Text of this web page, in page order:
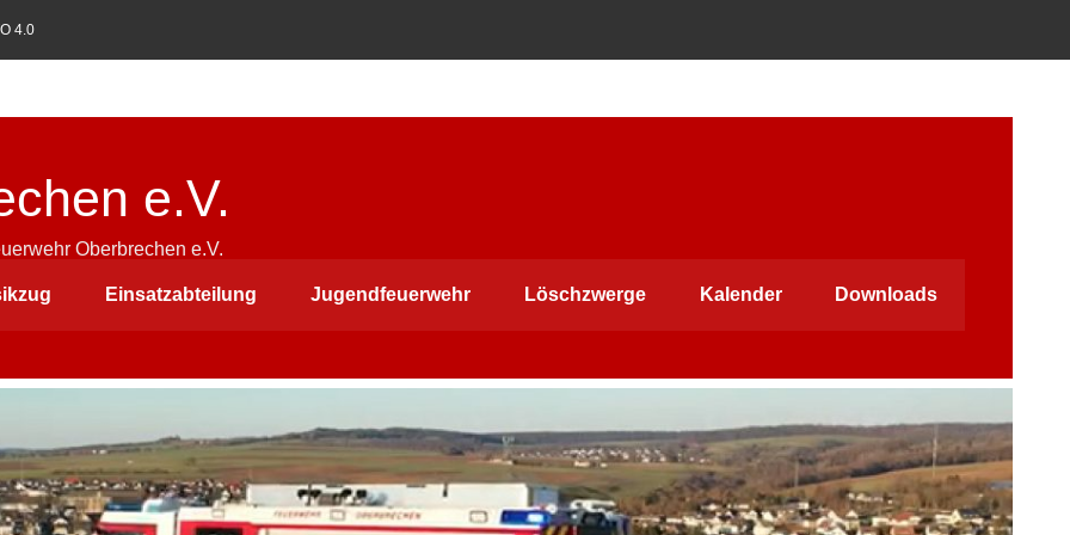
4.0
e.V.
Oberbrechen e.V.
Einsatzabteilung Jugendfeuerwehr Löschzwerge Kalender Downloads